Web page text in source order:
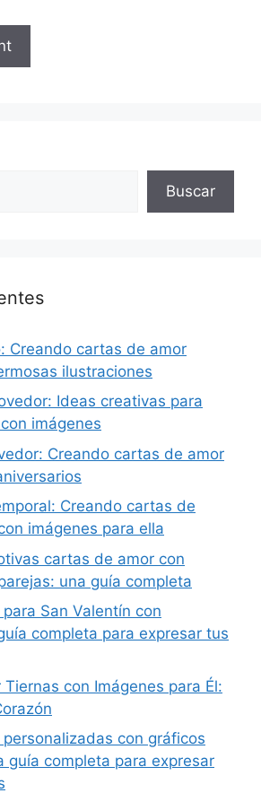
Buscar
Creando cartas de amor
ilustraciones
Ideas creativas para
imágenes
Creando cartas de amor
Creando cartas de
imágenes para ella
cartas de amor con
una guía completa
San Valentín con
completa para expresar tus
con Imágenes para Él:
con gráficos
guía completa para expresar